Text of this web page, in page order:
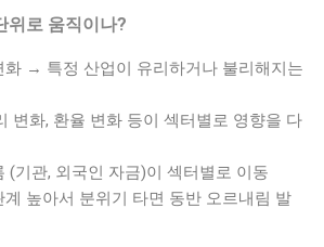
위로 움직이나?
화 → 특정 산업이 유리하거나 불리해지는
변화, 환율 변화 등이 섹터별로 영향을 다
(기관, 외국인 자금)이 섹터별로 이동
높아서 분위기 타면 동반 오르내림 발